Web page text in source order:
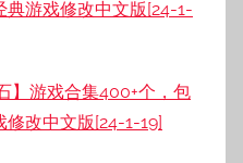
游戏修改中文版[24-1-
】游戏合集400+个，包
改中文版[24-1-19]